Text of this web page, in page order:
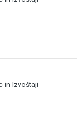
in Izveštaji